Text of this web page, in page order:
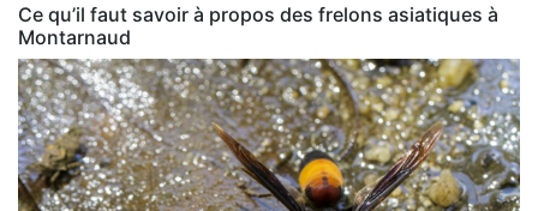
Ce qu’il faut savoir à propos des frelons asiatiques à
Montarnaud